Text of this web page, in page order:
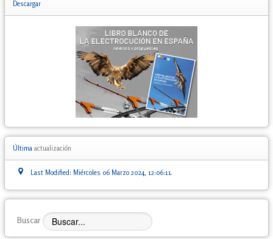
Descargar
Última actualización
Last Modified: Miércoles 06 Marzo 2024, 12:06:11.
Buscar